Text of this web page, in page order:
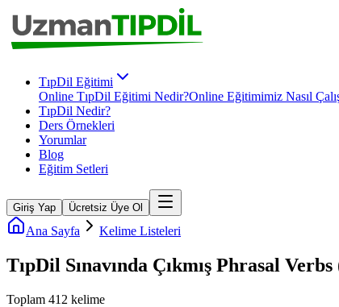
TıpDil Eğitimi
Online TıpDil Eğitimi Nedir?Online Eğitimimiz Nasıl
TıpDil Nedir?
Ders Örnekleri
Yorumlar
Blog
Eğitim Setleri
Giriş Yap Ücretsiz Üye Ol
Ana Sayfa Kelime Listeleri
TıpDil Sınavında Çıkmış Phrasal
Toplam 412 kelime